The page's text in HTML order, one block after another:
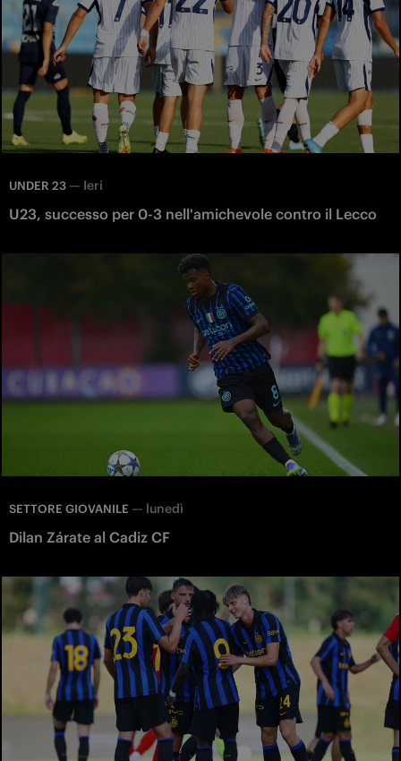
UNDER 23 — Ieri
U23, successo per 0-3 nell'amichevole contro il Lecco
SETTORE GIOVANILE — lunedì
Dilan Zárate al Cadiz CF